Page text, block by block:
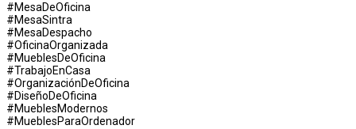
#MesaDeOficina
#MesaSintra
#MesaDespacho
#OficinaOrganizada
#MueblesDeOficina
#TrabajoEnCasa
#OrganizaciónDeOficina
#DiseñoDeOficina
#MueblesModernos
#MueblesParaOrdenador